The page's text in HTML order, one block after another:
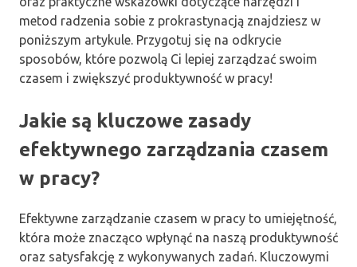
metod radzenia sobie z prokrastynacją znajdziesz w
poniższym artykule. Przygotuj się na odkrycie
sposobów, które pozwolą Ci lepiej zarządzać swoim
czasem i zwiększyć produktywność w pracy!
Jakie są kluczowe zasady
efektywnego zarządzania czasem
w pracy?
Efektywne zarządzanie czasem w pracy to umiejętność,
która może znacząco wpłynąć na naszą produktywność
oraz satysfakcję z wykonywanych zadań. Kluczowymi